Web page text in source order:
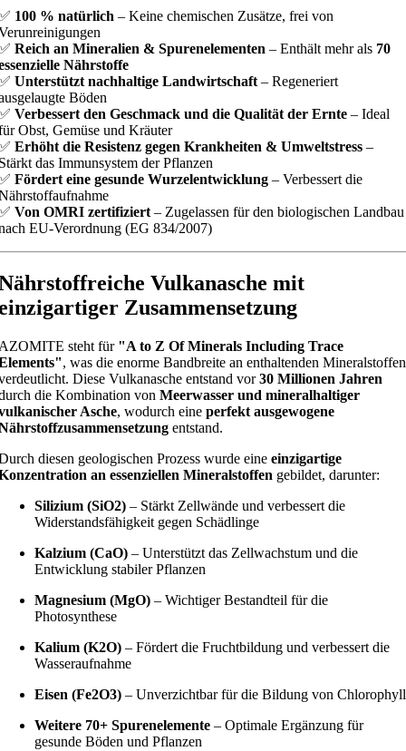
100 % natürlich – Keine chemischen Zusätze, frei von
Reich an Mineralien & Spurenelementen – Enthält mehr als 70
Nährstoffe
Unterstützt nachhaltige Landwirtschaft – Regeneriert
Böden
Verbessert den Geschmack und die Qualität der Ernte – Ideal
Obst, Gemüse und Kräuter
Erhöht die Resistenz gegen Krankheiten & Umweltstress –
das Immunsystem der Pflanzen
Fördert eine gesunde Wurzelentwicklung – Verbessert die
Von OMRI zertifiziert – Zugelassen für den biologischen Landbau
EU-Verordnung (EG 834/2007)
Vulkanasche mit
Zusammensetzung
steht für "A to Z Of Minerals Including Trace
, was die enorme Bandbreite an enthaltenden Mineralstoffen
Diese Vulkanasche entstand vor30 Millionen Jahren
die Kombination von Meerwasser und mineralhaltiger
Asche, wodurch eine perfekt ausgewogene
entstand.
diesen geologischen Prozess wurde eine einzigartige
an essenziellen Mineralstoffen gebildet, darunter:
Silizium (SiO2) – Stärkt Zellwände und verbessert die
Widerstandsfähigkeit gegen Schädlinge
Kalzium (CaO) – Unterstützt das Zellwachstum und die
Entwicklung stabiler Pflanzen
Magnesium (MgO) – Wichtiger Bestandteil für die
Photosynthese
Kalium (K2O) – Fördert die Fruchtbildung und verbessert die
Wasseraufnahme
Eisen (Fe2O3) – Unverzichtbar für die Bildung von Chlorophyll
Weitere 70+ Spurenelemente – Optimale Ergänzung für
gesunde Böden und Pflanzen